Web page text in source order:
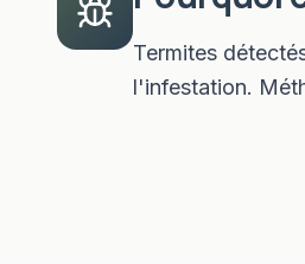
Termites
l'infestation.